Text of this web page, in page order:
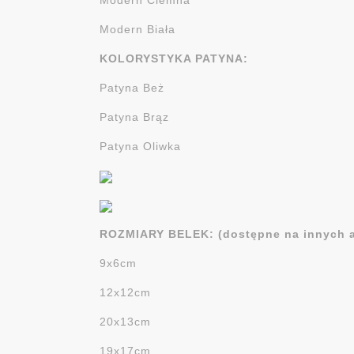
Modern Biała
KOLORYSTYKA PATYNA:
Patyna Beż
Patyna Brąz
Patyna Oliwka
ROZMIARY BELEK: (dostępne na innych
9x6cm
12x12cm
20x13cm
19x17cm